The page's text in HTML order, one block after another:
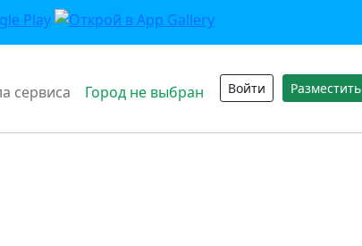
сервиса Город не выбран Войти Разместить